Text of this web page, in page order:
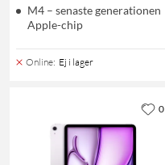
M4 – senaste generationen
Apple-chip
Online: Ej i lager
0